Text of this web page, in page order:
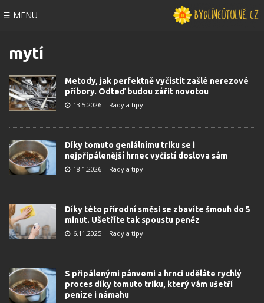
☰ MENU
mytí
Metody, jak perfektně vyčistit zašlé nerezové
příbory. Odteď budou zářit novotou
13.5.2026 Rady a tipy
Díky tomuto geniálnímu triku se i
nejpřipálenější hrnec vyčistí doslova sám
18.1.2026 Rady a tipy
Díky této přírodní směsi se zbavíte šmouh do 5
minut. Ušetříte tak spoustu peněz
6.11.2025 Rady a tipy
S připálenými pánvemi a hrnci uděláte rychlý
proces díky tomuto triku, který vám ušetří
peníze i námahu